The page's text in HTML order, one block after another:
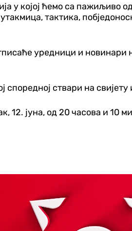
у којој ћемо са
тактика,
уредници и новинари
споредној ствари на
12. јуна, од 20 часова и 10